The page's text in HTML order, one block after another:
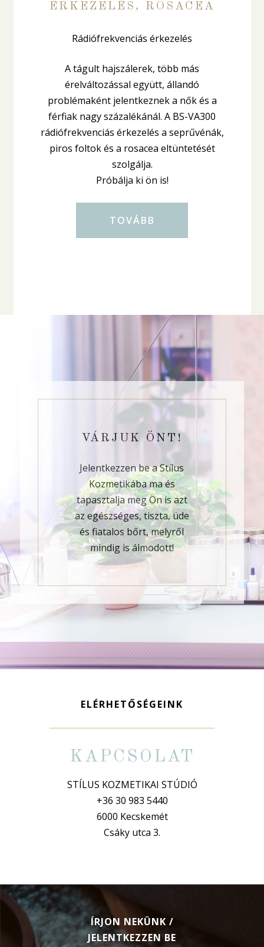
ÉRKEZELÉS, ROSACEA
Rádiófrekvenciás érkezelés
A tágult hajszálerek, több más
érelváltozással együtt, állandó
problémaként jelentkeznek a nők és a
férfiak nagy százalékánál. A BS-VA300
rádiófrekvenciás érkezelés a seprűvénák,
piros foltok és a rosacea eltüntetését
szolgálja.
Próbálja ki ön is!
TOVÁBB
VÁRJUK ÖNT!
Jelentkezzen be a Stílus
Kozmetikába ma és
tapasztalja meg Ön is azt
az egészséges, tiszta, üde
és fiatalos bőrt, melyről
mindig is álmodott!
ELÉRHETŐSÉGEINK
KAPCSOLAT
STÍLUS KOZMETIKAI STÚDIÓ
+36 30 983 5440
6000 Kecskemét
Csáky utca 3.
ÍRJON NEKÜNK /
JELENTKEZZEN BE